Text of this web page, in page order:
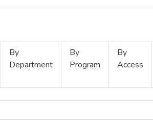
By
Department
By
Program
By
Access